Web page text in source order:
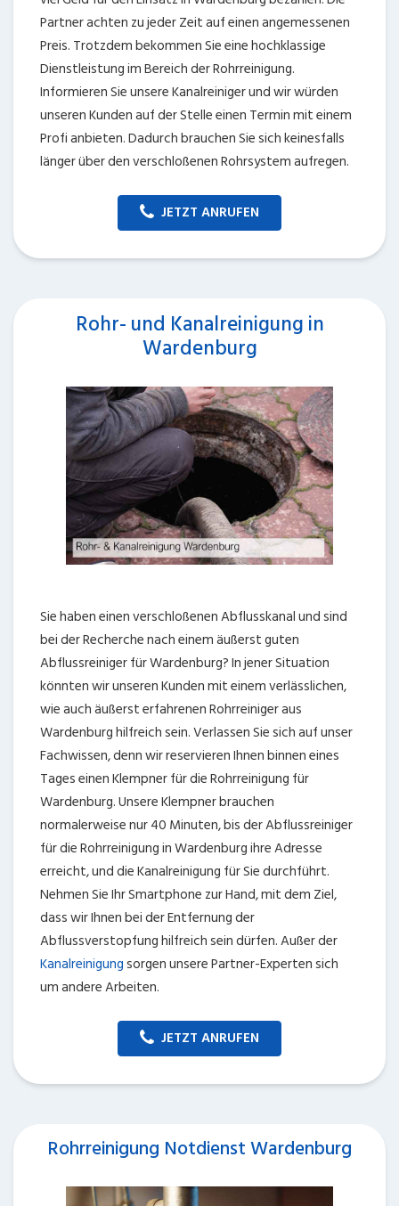
Partner achten zu jeder Zeit auf einen angemessenen
Preis. Trotzdem bekommen Sie eine hochklassige
Dienstleistung im Bereich der Rohrreinigung.
Informieren Sie unsere Kanalreiniger und wir würden
unseren Kunden auf der Stelle einen Termin mit einem
Profi anbieten. Dadurch brauchen Sie sich keinesfalls
länger über den verschloßenen Rohrsystem aufregen.
JETZT ANRUFEN
Rohr- und Kanalreinigung in
Wardenburg
Sie haben einen verschloßenen Abflusskanal und sind
bei der Recherche nach einem äußerst guten
Abflussreiniger für Wardenburg? In jener Situation
könnten wir unseren Kunden mit einem verlässlichen,
wie auch äußerst erfahrenen Rohrreiniger aus
Wardenburg hilfreich sein. Verlassen Sie sich auf unser
Fachwissen, denn wir reservieren Ihnen binnen eines
Tages einen Klempner für die Rohrreinigung für
Wardenburg. Unsere Klempner brauchen
normalerweise nur 40 Minuten, bis der Abflussreiniger
für die Rohrreinigung in Wardenburg ihre Adresse
erreicht, und die Kanalreinigung für Sie durchführt.
Nehmen Sie Ihr Smartphone zur Hand, mit dem Ziel,
dass wir Ihnen bei der Entfernung der
Abflussverstopfung hilfreich sein dürfen. Außer der
Kanalreinigungsorgen unsere Partner-Experten sich
um andere Arbeiten.
JETZT ANRUFEN
Rohrreinigung Notdienst Wardenburg